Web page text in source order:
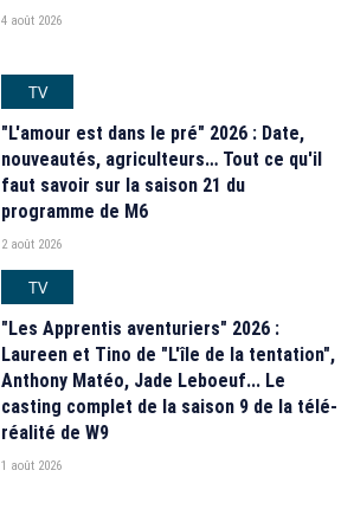
4 août 2026
TV
"L'amour est dans le pré" 2026 : Date,
nouveautés, agriculteurs… Tout ce qu'il
faut savoir sur la saison 21 du
programme de M6
2 août 2026
TV
"Les Apprentis aventuriers" 2026 :
Laureen et Tino de "L'île de la tentation",
Anthony Matéo, Jade Leboeuf... Le
casting complet de la saison 9 de la télé-
réalité de W9
1 août 2026